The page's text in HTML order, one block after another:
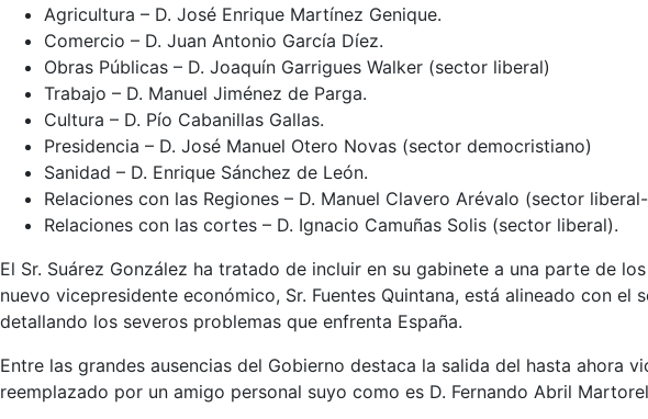
Agricultura – D. José Enrique Martínez Genique.
Comercio – D. Juan Antonio García Díez.
Obras Públicas – D. Joaquín Garrigues Walker (sector liberal)
Trabajo – D. Manuel Jiménez de Parga.
Cultura – D. Pío Cabanillas Gallas.
Presidencia – D. José Manuel Otero Novas (sector democristiano)
Sanidad – D. Enrique Sánchez de León.
Relaciones con las Regiones – D. Manuel Clavero Arévalo (sector
Relaciones con las cortes – D. Ignacio Camuñas Solis (sector liberal).
El Sr. Suárez González ha tratado de incluir en su gabinete a una parte de
nuevo vicepresidente económico, Sr. Fuentes Quintana, está alineado con
detallando los severos problemas que enfrenta España.
Entre las grandes ausencias del Gobierno destaca la salida del hasta ahora
reemplazado por un amigo personal suyo como es D. Fernando Abril